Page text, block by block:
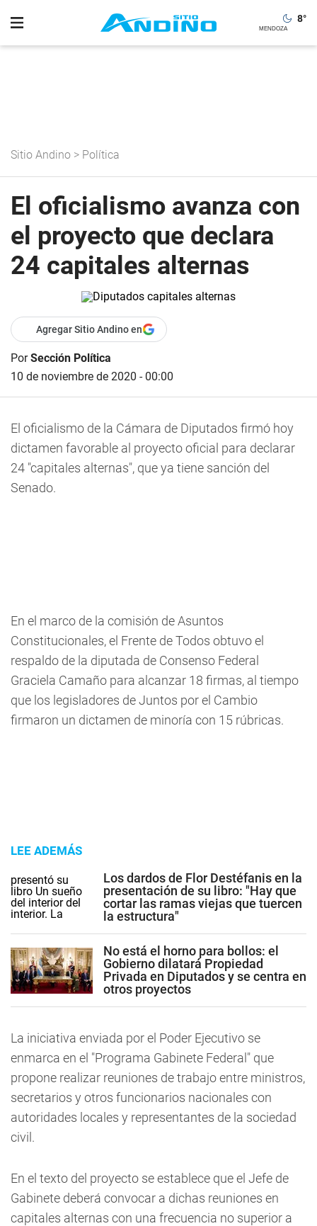
8°
Sitio Andino > Política
El oficialismo avanza con
el proyecto que declara
24 capitales alternas
Agregar Sitio Andino en
PorSección Política
10 de noviembre de 2020 - 00:00
El oficialismo de la Cámara de Diputados firmó hoy
dictamen favorable al proyecto oficial para declarar
24 "capitales alternas", que ya tiene sanción del
Senado.
En el marco de la comisión de Asuntos
Constitucionales, el Frente de Todos obtuvo el
respaldo de la diputada de Consenso Federal
Graciela Camaño para alcanzar 18 firmas, al tiempo
que los legisladores de Juntos por el Cambio
firmaron un dictamen de minoría con 15 rúbricas.
LEE ADEMÁS
Los dardos de Flor Destéfanis en la
presentación de su libro: "Hay que
cortar las ramas viejas que tuercen
la estructura"
No está el horno para bollos: el
Gobierno dilatará Propiedad
Privada en Diputados y se centra en
otros proyectos
La iniciativa enviada por el Poder Ejecutivo se
enmarca en el "Programa Gabinete Federal" que
propone realizar reuniones de trabajo entre ministros,
secretarios y otros funcionarios nacionales con
autoridades locales y representantes de la sociedad
civil.
En el texto del proyecto se establece que el Jefe de
Gabinete deberá convocar a dichas reuniones en
capitales alternas con una frecuencia no superior a